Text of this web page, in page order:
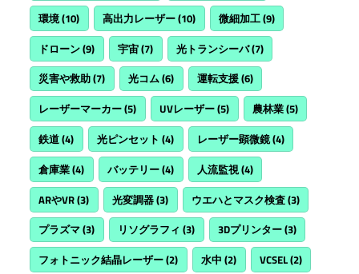
環境(10) 高出力レーザー(10) 微細加工(9)
ドローン(9) 宇宙(7) 光トランシーバ(7)
災害や救助(7) 光コム(6) 運転支援(6)
レーザーマーカー(5) UVレーザー(5) 農林業(5)
鉄道(4) 光ピンセット (4) レーザー顕微鏡(4)
倉庫業(4) バッテリー(4) 人流監視(4)
ARやVR(3) 光変調器(3) ウエハとマスク検査(3)
プラズマ(3) リソグラフィ (3) 3Dプリンター(3)
フォトニック結晶レーザー(2) 水中 (2) VCSEL(2)